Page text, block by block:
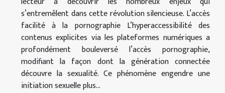
s’entremêlent dans cette révolution silencieuse. L’accès
facilité à la pornographie L’hyperaccessibilité des
contenus explicites via les plateformes numériques a
profondément bouleversé l’accès pornographie,
modifiant la façon dont la génération connectée
découvre la sexualité. Ce phénomène engendre une
initiation sexuelle plus...